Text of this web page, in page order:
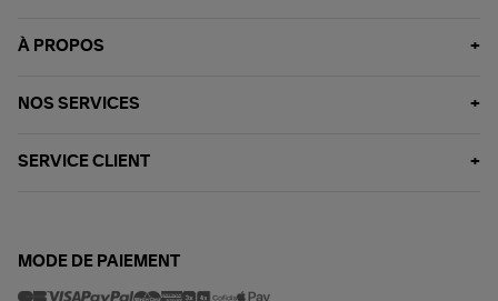
À PROPOS
NOS SERVICES
SERVICE CLIENT
MODE DE PAIEMENT